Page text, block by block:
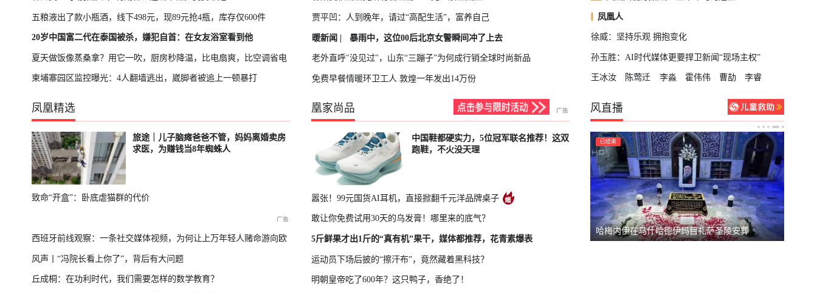
五粮液出了款小瓶酒，线下498元，现89元抢4瓶，库存仅600件
20岁中国富二代在泰国被杀，嫌犯自首：在女友浴室看到他
夏天做饭像蒸桑拿？用它一吹，厨房秒降温，比电扇爽，比空调省电
柬埔寨园区监控曝光：4人翻墙逃出，崴脚者被追上一顿暴打
贾平凹：人到晚年，请过“高配生活”，富养自己
暖新闻 | 暴雨中，这位00后北京女警瞬间冲了上去
老外直呼"没见过"，山东“三蹦子”为何成行销全球时尚新品
免费早餐情暖环卫工人 敦煌一年发出14万份
凤凰人
徐威：坚持乐观 拥抱变化
孙玉胜：AI时代媒体更要捍卫新闻“现场主权”
王冰汝 陈莺迁 李淼 霍伟伟 曹劼 李睿
凤凰精选
旅途｜儿子脑瘫爸爸不管，妈妈离婚卖房
求医，为赚钱当8年蜘蛛人
致命“开盒”：卧底虐猫群的代价
西班牙前线观察：一条社交媒体视频，为何让上万年轻人赌命游向欧
洲？
风声丨“冯院长看上你了”，背后有大问题
丘成桐：在功利时代，我们需要怎样的数学教育？
凰家尚品
中国鞋都硬实力，5位冠军联名推荐！这双
跑鞋，不火没天理
嚣张！99元国货AI耳机，直接掀翻千元洋品牌桌子
敢让你免费试用30天的乌发膏！哪里来的底气？
5斤鲜果才出1斤的“真有机”果干，媒体都推荐，花青素爆表
运动员下场后披的“擦汗布”，竟然藏着黑科技？
明朝皇帝吃了600年？这只鸭子，香绝了！
风直播
轮播中 直播中 已结束 已结束
哈梅内伊在马什哈德伊玛目礼萨圣陵安葬